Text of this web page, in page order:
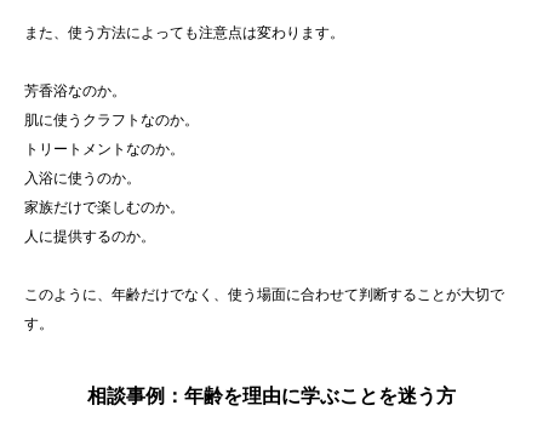
また、使う方法によっても注意点は変わります。
芳香浴なのか。
肌に使うクラフトなのか。
トリートメントなのか。
入浴に使うのか。
家族だけで楽しむのか。
人に提供するのか。
このように、年齢だけでなく、使う場面に合わせて判断することが大切で
す。
相談事例：年齢を理由に学ぶことを迷う方